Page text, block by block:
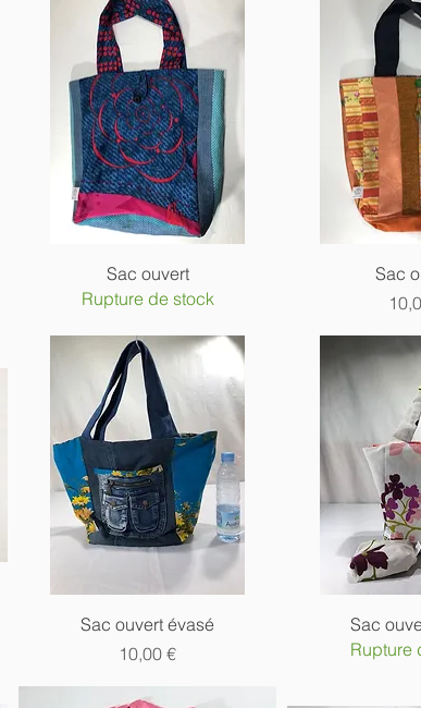
Aperçu rapide
Sac ouvert
Rupture de stock
Sac
Aperçu rapide
Sac ouvert évasé
Prix
10,00 €
Sac
Rupture